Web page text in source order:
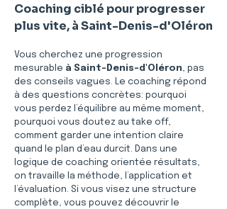
Coaching ciblé pour progresser
plus vite, à Saint-Denis-d'Oléron
Vous cherchez une progression
mesurable à Saint-Denis-d'Oléron, pas
des conseils vagues. Le coaching répond
à des questions concrètes: pourquoi
vous perdez l’équilibre au même moment,
pourquoi vous doutez au take off,
comment garder une intention claire
quand le plan d’eau durcit. Dans une
logique de coaching orientée résultats,
on travaille la méthode, l’application et
l’évaluation. Si vous visez une structure
complète, vous pouvez découvrir le